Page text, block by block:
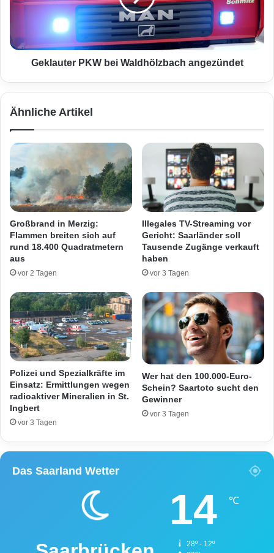
r
s
r
s
c
h
i
n
s
z
v
o
r
d
e
r
P
a
r
y
g
e
r
e
a
l
d
h
ö
z
a
c
a
n
g
e
z
ü
n
d
e
t
Geklauter PKW bei Waldhölzbach angezündet
Ähnliche Artikel
Großbrand in Merzig:
Flammen breiten sich auf
rund 18.400 Quadratmetern
aus
vor 2 Tagen
Illegales TV-Streaming vor
Gericht: Saarländer soll
Tausende Zugänge verkauft
haben
vor 3 Tagen
Polizei und Spezialkräfte im
Einsatz: Ermittlungen wegen
radioaktiver Mineralien in St.
Ingbert
vor 3 Tagen
Wer hat den 100.000-Euro-
Schein? Saartoto sucht den
Gewinner
vor 3 Tagen
Das Saarland Wetter
14 ℃
28º - 12º